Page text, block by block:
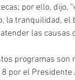
por ello, dijo,
la tranquilidad,
las causas
programas
por el